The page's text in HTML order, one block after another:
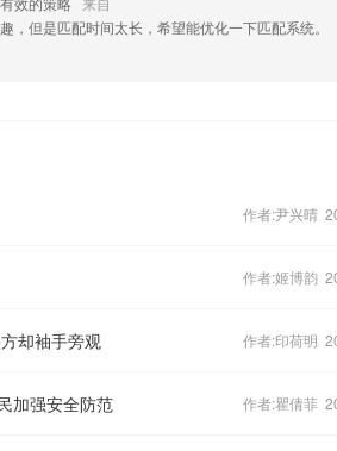
，但是匹配时间太长，希望能优化一下匹配系统。
作者:尹兴晴
作者:姬博韵
却袖手旁观 作者:印荷明
加强安全防范 作者:瞿倩菲